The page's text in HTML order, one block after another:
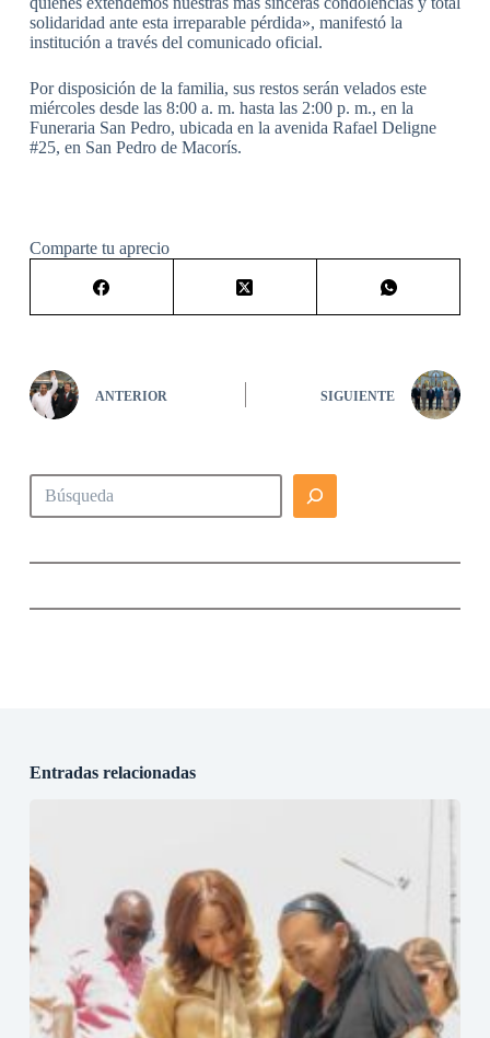
solidaridad ante esta irreparable pérdida», manifestó la
institución a través del comunicado oficial.
Por disposición de la familia, sus restos serán velados este
miércoles desde las 8:00 a. m. hasta las 2:00 p. m., en la
Funeraria San Pedro, ubicada en la avenida Rafael Deligne
#25, en San Pedro de Macorís.
Comparte tu aprecio
ANTERIOR SIGUIENTE
Buscar
Entradas relacionadas